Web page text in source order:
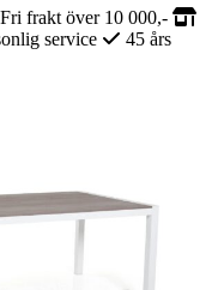
Fri frakt över 10 000,-
service
45 års